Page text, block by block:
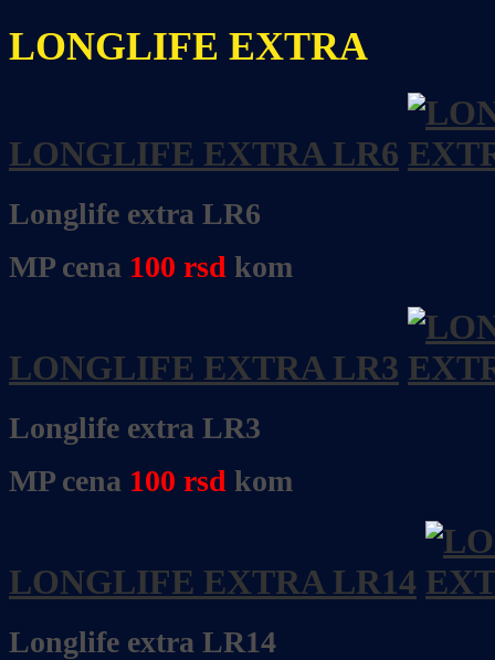
LONGLIFE EXTRA
LONGLIFE EXTRA LR6
Longlife extra LR6
MP cena 100 rsd kom
LONGLIFE EXTRA LR3
Longlife extra LR3
MP cena 100 rsd kom
LONGLIFE EXTRA LR14
Longlife extra LR14